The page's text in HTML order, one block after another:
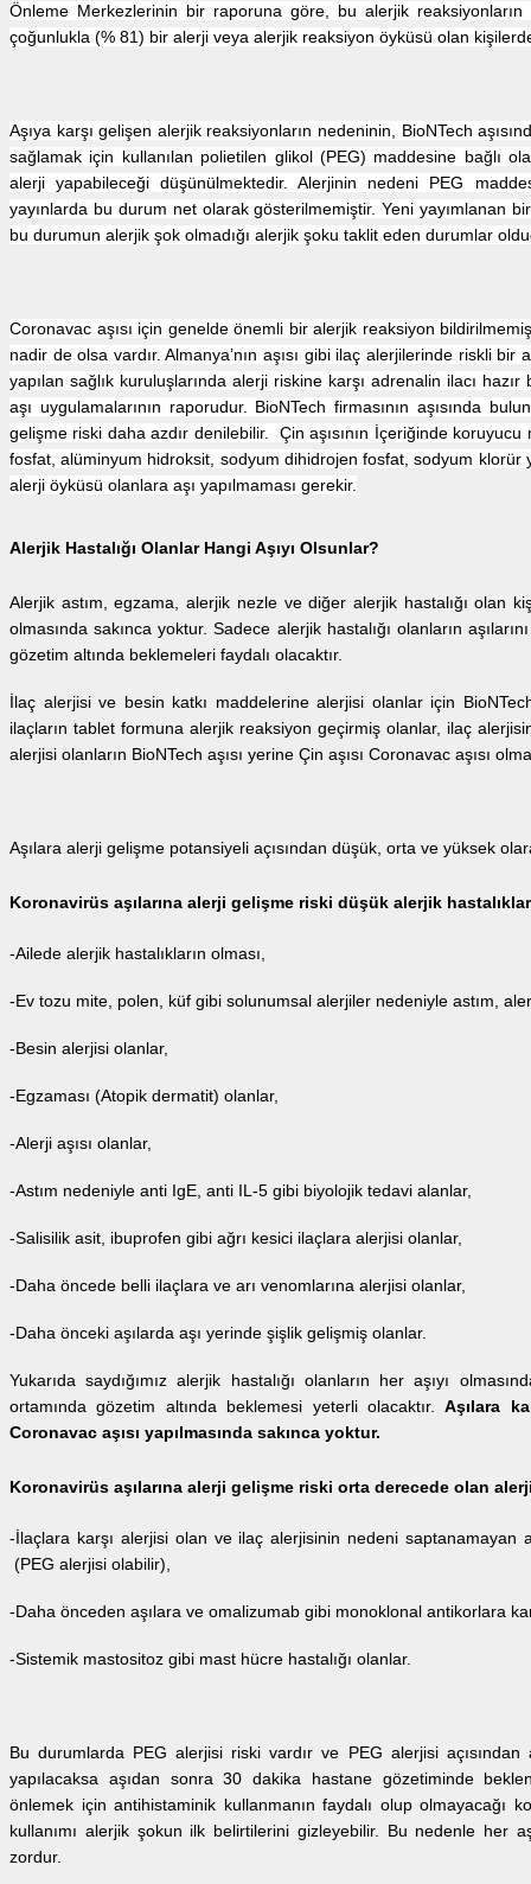
Önleme Merkezlerinin bir raporuna göre, bu alerjik
çoğunlukla (% 81) bir alerji veya alerjik reaksiyon öyküsü olan
Aşıya karşı gelişen alerjik reaksiyonların nedeninin, BioNTech
sağlamak için kullanılan polietilen glikol (PEG) maddesine bağlı
alerji yapabileceği düşünülmektedir. Alerjinin nedeni PEG
yayınlarda bu durum net olarak gösterilmemiştir. Yeni yayımlanan
bu durumun alerjik şok olmadığı alerjik şoku taklit eden durumlar
Coronavac aşısı için genelde önemli bir alerjik reaksiyon
nadir de olsa vardır. Almanya’nın aşısı gibi ilaç alerjilerinde riskli
yapılan sağlık kuruluşlarında alerji riskine karşı adrenalin ilacı
aşı uygulamalarının raporudur. BioNTech firmasının aşısında
gelişme riski daha azdır denilebilir. Çin aşısının İçeriğinde
fosfat, alüminyum hidroksit, sodyum dihidrojen fosfat, sodyum klorür
alerji öyküsü olanlara aşı yapılmaması gerekir.
Alerjik Hastalığı Olanlar Hangi Aşıyı Olsunlar?
Alerjik astım, egzama, alerjik nezle ve diğer alerjik hastalığı olan
olmasında sakınca yoktur. Sadece alerjik hastalığı olanların
gözetim altında beklemeleri faydalı olacaktır.
İlaç alerjisi ve besin katkı maddelerine alerjisi olanlar için
ilaçların tablet formuna alerjik reaksiyon geçirmiş olanlar, ilaç
alerjisi olanların BioNTech aşısı yerine Çin aşısı Coronavac aşısı
Aşılara alerji gelişme potansiyeli açısından düşük, orta ve yüksek
Koronavirüs aşılarına alerji gelişme riski düşük alerjik
-Ailede alerjik hastalıkların olması,
-Ev tozu mite, polen, küf gibi solunumsal alerjiler nedeniyle astım,
-Besin alerjisi olanlar,
-Egzaması (Atopik dermatit) olanlar,
-Alerji aşısı olanlar,
-Astım nedeniyle anti IgE, anti IL-5 gibi biyolojik tedavi alanlar,
-Salisilik asit, ibuprofen gibi ağrı kesici ilaçlara alerjisi olanlar,
-Daha öncede belli ilaçlara ve arı venomlarına alerjisi olanlar,
-Daha önceki aşılarda aşı yerinde şişlik gelişmiş olanlar.
Yukarıda saydığımız alerjik hastalığı olanların her aşıyı
ortamında gözetim altında beklemesi yeterli olacaktır.Aşılara
Coronavac aşısı yapılmasında sakınca yoktur.
Koronavirüs aşılarına alerji gelişme riski orta derecede olan
-İlaçlara karşı alerjisi olan ve ilaç alerjisinin nedeni
(PEG alerjisi olabilir),
-Daha önceden aşılara ve omalizumab gibi monoklonal antikorlara
-Sistemik mastositoz gibi mast hücre hastalığı olanlar.
Bu durumlarda PEG alerjisi riski vardır ve PEG alerjisi
yapılacaksa aşıdan sonra 30 dakika hastane gözetiminde
önlemek için antihistaminik kullanmanın faydalı olup olmayacağı
kullanımı alerjik şokun ilk belirtilerini gizleyebilir. Bu nedenle her
zordur.